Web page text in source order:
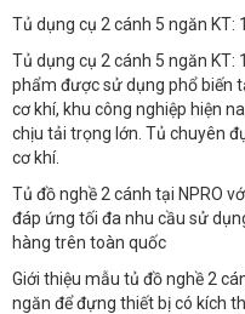
Tủ dụng cụ 2 cánh 5 ngăn
Tủ dụng cụ 2 cánh 5 ngăn
phẩm được sử dụng phổ biến
cơ khí, khu công nghiệp hiện
chịu tải trọng lớn. Tủ chuyên
cơ khí.
Tủ đồ nghề 2 cánh tại NPRO
đáp ứng tối đa nhu cầu sử
hàng trên toàn quốc
Giới thiệu mẫu tủ đồ nghề 2
ngăn để đựng thiết bị có kích